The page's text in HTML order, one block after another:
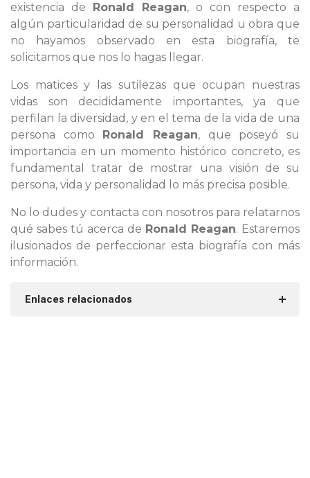
existencia de Ronald Reagan, o con respecto a
algún particularidad de su personalidad u obra que
no hayamos observado en esta biografía, te
solicitamos que nos lo hagas llegar.
Los matices y las sutilezas que ocupan nuestras
vidas son decididamente importantes, ya que
perfilan la diversidad, y en el tema de la vida de una
persona como Ronald Reagan, que poseyó su
importancia en un momento histórico concreto, es
fundamental tratar de mostrar una visión de su
persona, vida y personalidad lo más precisa posible.
No lo dudes y contacta con nosotros para relatarnos
qué sabes tú acerca de Ronald Reagan. Estaremos
ilusionados de perfeccionar esta biografía con más
información.
Enlaces relacionados